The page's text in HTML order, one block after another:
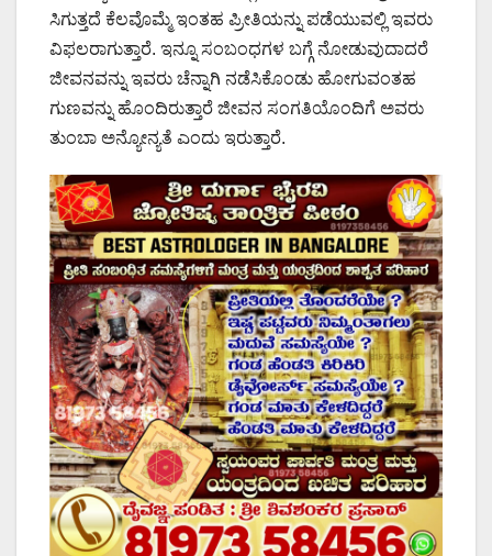
ಸಿಗುತ್ತದೆ ಕೆಲವೊಮ್ಮೆ ಇಂತಹ ಪ್ರೀತಿಯನ್ನು ಪಡೆಯುವಲ್ಲಿ ಇವರು
ವಿಫಲರಾಗುತ್ತಾರೆ. ಇನ್ನೂ ಸಂಬಂಧಗಳ ಬಗ್ಗೆ ನೋಡುವುದಾದರೆ
ಜೀವನವನ್ನು ಇವರು ಚೆನ್ನಾಗಿ ನಡೆಸಿಕೊಂಡು ಹೋಗುವಂತಹ
ಗುಣವನ್ನು ಹೊಂದಿರುತ್ತಾರೆ ಜೀವನ ಸಂಗತಿಯೊಂದಿಗೆ ಅವರು
ತುಂಬಾ ಅನ್ಯೋನ್ಯತೆ ಎಂದು ಇರುತ್ತಾರೆ.